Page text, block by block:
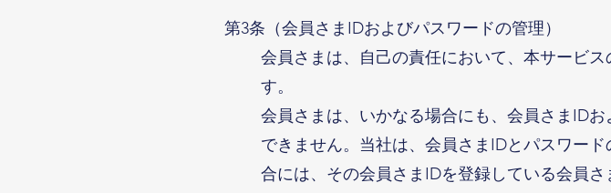
第3条（会員さまIDおよびパスワードの管理）
会員さまは、自己の責任において、本サービ
す。
会員さまは、いかなる場合にも、会員さまID
できません。当社は、会員さまIDとパスワー
合には、その会員さまIDを登録している会員さ